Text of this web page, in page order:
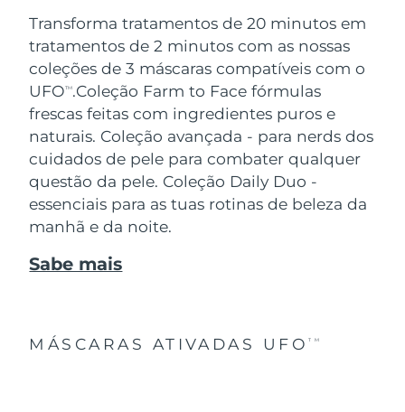
Transforma tratamentos de 20 minutos em
tratamentos de 2 minutos com as nossas
coleções de 3 máscaras compatíveis com o
UFOTM.Coleção Farm to Face fórmulas
frescas feitas com ingredientes puros e
naturais. Coleção avançada - para nerds dos
cuidados de pele para combater qualquer
questão da pele. Coleção Daily Duo -
essenciais para as tuas rotinas de beleza da
manhã e da noite.
Sabe mais
MÁSCARAS ATIVADAS UFOTM